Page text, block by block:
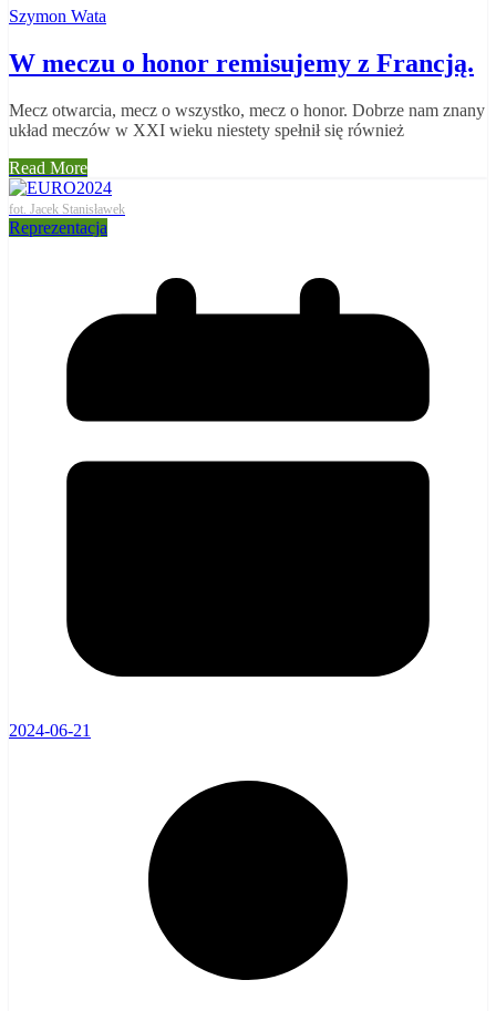
Szymon Wata
W meczu o honor remisujemy z Francją.
Mecz otwarcia, mecz o wszystko, mecz o honor. Dobrze nam znany
układ meczów w XXI wieku niestety spełnił się również
Read More
fot. Jacek Stanisławek
Reprezentacja
2024-06-21